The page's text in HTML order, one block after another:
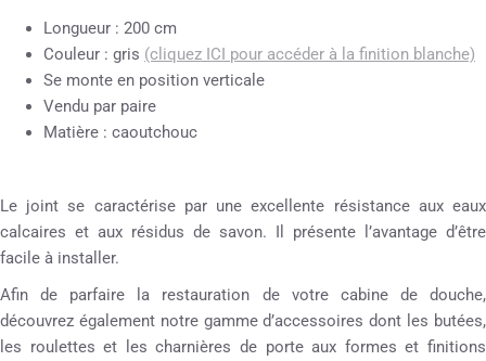
Longueur : 200 cm
Couleur : gris (cliquez ICI pour accéder à la finition blanche)
Se monte en position verticale
Vendu par paire
Matière : caoutchouc
Le joint se caractérise par une excellente résistance aux eaux
calcaires et aux résidus de savon. Il présente l’avantage d’être
facile à installer.
Afin de parfaire la restauration de votre cabine de douche,
découvrez également notre gamme d’accessoires dont les butées,
les roulettes et les charnières de porte aux formes et finitions